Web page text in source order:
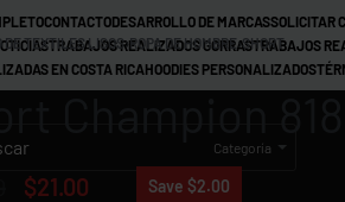
CONTACTODESARROLLO DE MARCASSOLICITAR
TRABAJOS REALIZADOS GORRASTRABAJOS
EN COSTA RICAHOODIES PERSONALIZADOS
Categoría
DE TEXTILES LISOS›ROPA DE HOMBRE›SHORT
$21.00 Save $2.00